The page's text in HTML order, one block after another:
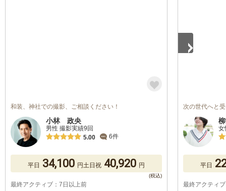
和装、神社での撮影、ご相談ください！
小林 政央
男性 撮影実績9回
5.00
6件
平日 34,100 円土日祝 40,920 円
最終アクティブ：7日以上前
次の世代へと
女
平日
最終アクティ